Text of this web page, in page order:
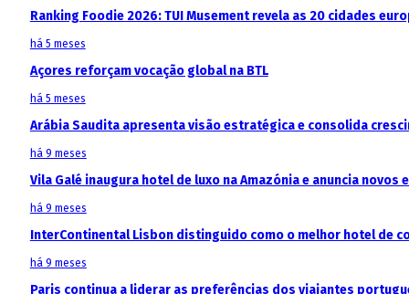
Ranking Foodie 2026: TUI Musement revela as 20 cidades
há 5 meses
Açores reforçam vocação global na BTL
há 5 meses
Arábia Saudita apresenta visão estratégica e consolida
há 9 meses
Vila Galé inaugura hotel de luxo na Amazónia e anuncia
há 9 meses
InterContinental Lisbon distinguido como o melhor hotel de
há 9 meses
Paris continua a liderar as preferências dos viajantes